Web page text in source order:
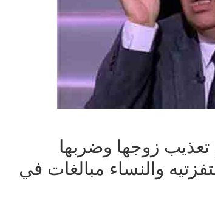
زوجها وضربها
والنساء مبالغات في